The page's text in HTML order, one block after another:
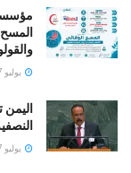
يوليو 17, 2026
يوليو 17, 2026